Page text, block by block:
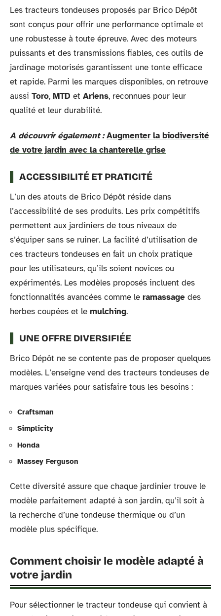
Les tracteurs tondeuses proposés par Brico Dépôt
sont conçus pour offrir une performance optimale et
une robustesse à toute épreuve. Avec des moteurs
puissants et des transmissions fiables, ces outils de
jardinage motorisés garantissent une tonte efficace
et rapide. Parmi les marques disponibles, on retrouve
aussi Toro, MTD et Ariens, reconnues pour leur
qualité et leur durabilité.
A découvrir également : Augmenter la biodiversité
de votre jardin avec la chanterelle grise
ACCESSIBILITÉ ET PRATICITÉ
L’un des atouts de Brico Dépôt réside dans
l’accessibilité de ses produits. Les prix compétitifs
permettent aux jardiniers de tous niveaux de
s’équiper sans se ruiner. La facilité d’utilisation de
ces tracteurs tondeuses en fait un choix pratique
pour les utilisateurs, qu’ils soient novices ou
expérimentés. Les modèles proposés incluent des
fonctionnalités avancées comme le ramassage des
herbes coupées et le mulching.
UNE OFFRE DIVERSIFIÉE
Brico Dépôt ne se contente pas de proposer quelques
modèles. L’enseigne vend des tracteurs tondeuses de
marques variées pour satisfaire tous les besoins :
Craftsman
Simplicity
Honda
Massey Ferguson
Cette diversité assure que chaque jardinier trouve le
modèle parfaitement adapté à son jardin, qu’il soit à
la recherche d’une tondeuse thermique ou d’un
modèle plus spécifique.
Comment choisir le modèle adapté à
votre jardin
Pour sélectionner le tracteur tondeuse qui convient à